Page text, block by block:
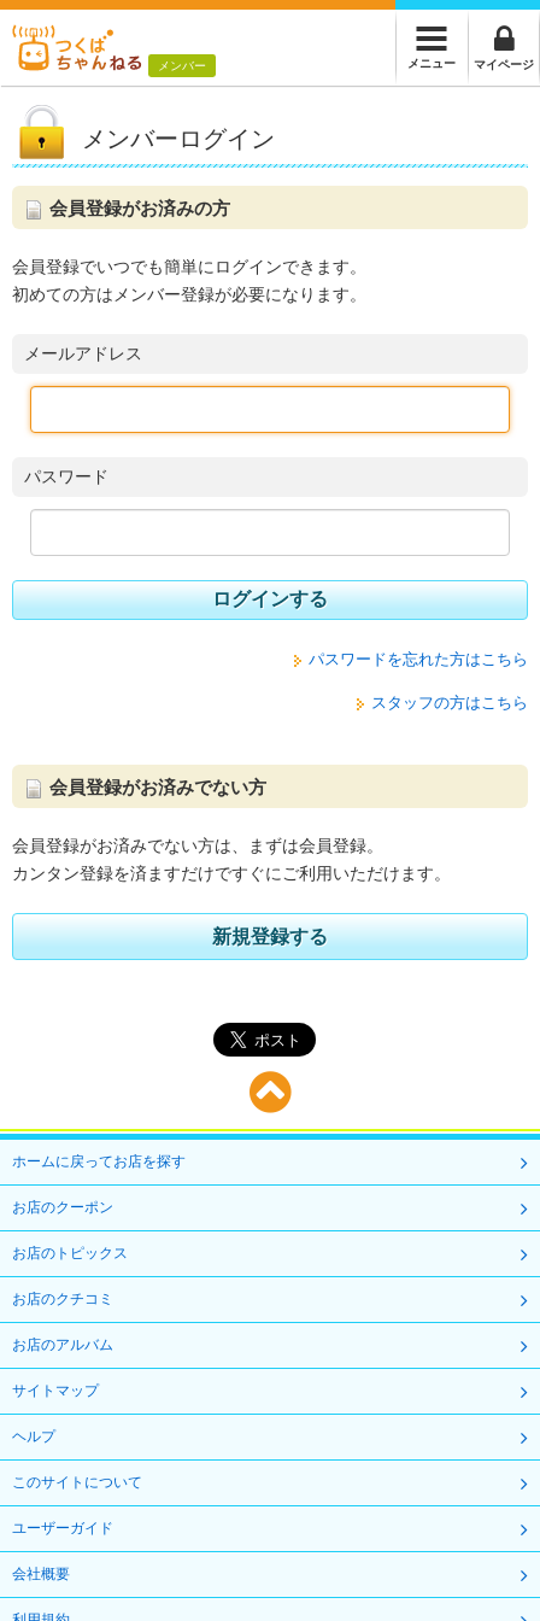
メンバー メニュー マイページ
メンバーログイン
会員登録がお済みの方
会員登録でいつでも簡単にログインできます。
初めての方はメンバー登録が必要になります。
メールアドレス
パスワード
ログインする
パスワードを忘れた方はこちら
スタッフの方はこちら
会員登録がお済みでない方
会員登録がお済みでない方は、まずは会員登録。
カンタン登録を済ますだけですぐにご利用いただけます。
新規登録する
ホームに戻ってお店を探す
お店のクーポン
お店のトピックス
お店のクチコミ
お店のアルバム
サイトマップ
ヘルプ
このサイトについて
ユーザーガイド
会社概要